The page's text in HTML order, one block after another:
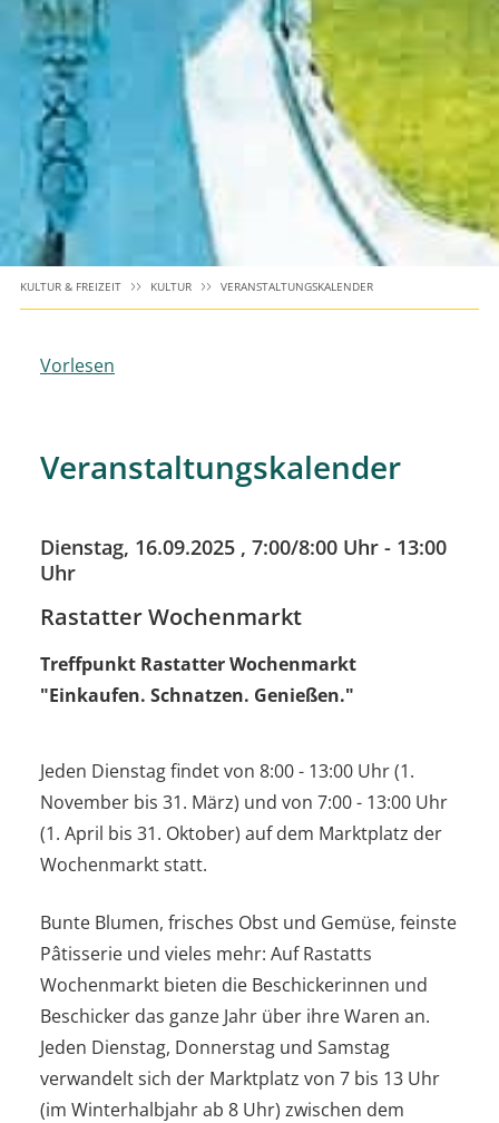
KULTUR & FREIZEIT KULTUR VERANSTALTUNGSKALENDER
Vorlesen
Veranstaltungskalender
Dienstag, 16.09.2025 , 7:00/8:00 Uhr - 13:00
Uhr
Rastatter Wochenmarkt
Treffpunkt Rastatter Wochenmarkt
"Einkaufen. Schnatzen. Genießen."
Jeden Dienstag findet von 8:00 - 13:00 Uhr (1.
November bis 31. März) und von 7:00 - 13:00 Uhr
(1. April bis 31. Oktober) auf dem Marktplatz der
Wochenmarkt statt.
Bunte Blumen, frisches Obst und Gemüse, feinste
Pâtisserie und vieles mehr: Auf Rastatts
Wochenmarkt bieten die Beschickerinnen und
Beschicker das ganze Jahr über ihre Waren an.
Jeden Dienstag, Donnerstag und Samstag
verwandelt sich der Marktplatz von 7 bis 13 Uhr
(im Winterhalbjahr ab 8 Uhr) zwischen dem